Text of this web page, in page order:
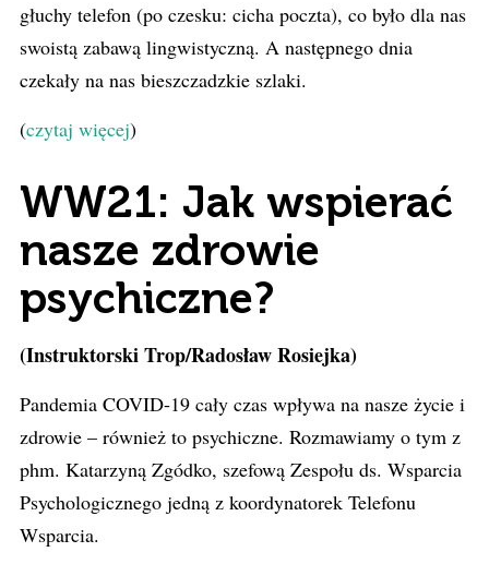
głuchy telefon (po czesku: cicha poczta), co było dla nas
swoistą zabawą lingwistyczną. A następnego dnia
czekały na nas bieszczadzkie szlaki.
(czytaj więcej)
WW21: Jak wspierać
nasze zdrowie
psychiczne?
(Instruktorski Trop/Radosław Rosiejka)
Pandemia COVID-19 cały czas wpływa na nasze życie i
zdrowie – również to psychiczne. Rozmawiamy o tym z
phm. Katarzyną Zgódko, szefową Zespołu ds. Wsparcia
Psychologicznego jedną z koordynatorek Telefonu
Wsparcia.